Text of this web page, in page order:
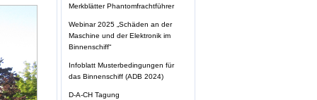
Merkblätter Phantomfrachtführer
Webinar 2025 „Schäden an der
Maschine und der Elektronik im
Binnenschiff“
Infoblatt Musterbedingungen für
das Binnenschiff (ADB 2024)
D-A-CH Tagung